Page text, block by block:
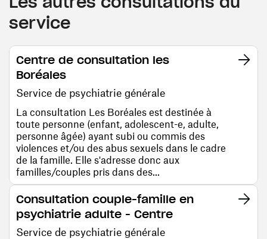
service
Centre de consultation les
Boréales
Service de psychiatrie générale
La consultation Les Boréales est destinée à
toute personne (enfant, adolescent-e, adulte,
personne âgée) ayant subi ou commis des
violences et/ou des abus sexuels dans le cadre
de la famille. Elle s'adresse donc aux
familles/couples pris dans des...
Consultation couple-famille en
psychiatrie adulte - Centre
Service de psychiatrie générale